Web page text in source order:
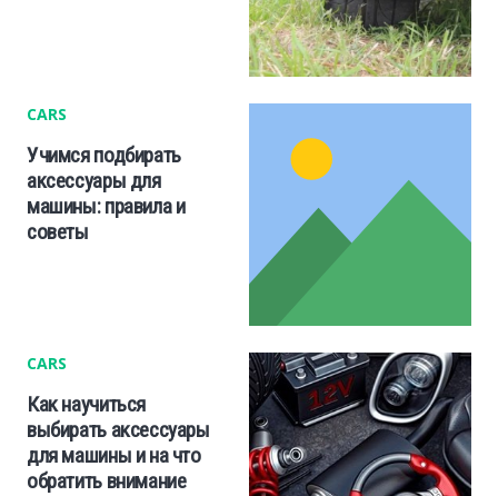
CARS
Учимся подбирать
аксессуары для
машины: правила и
советы
CARS
Как научиться
выбирать аксессуары
для машины и на что
обратить внимание